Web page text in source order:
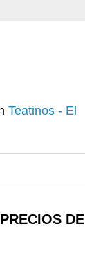
Teatinos - El
DE